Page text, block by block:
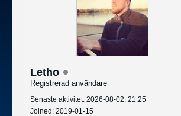
Letho
Registrerad användare
Senaste aktivitet: 2026-08-02, 21:25
Joined: 2019-01-15